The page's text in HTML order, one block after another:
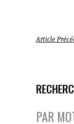
Article
Votre